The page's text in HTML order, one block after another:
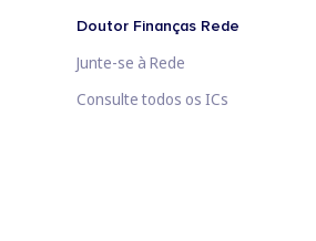
Doutor Finanças Rede
Junte-se à Rede
Consulte todos os ICs